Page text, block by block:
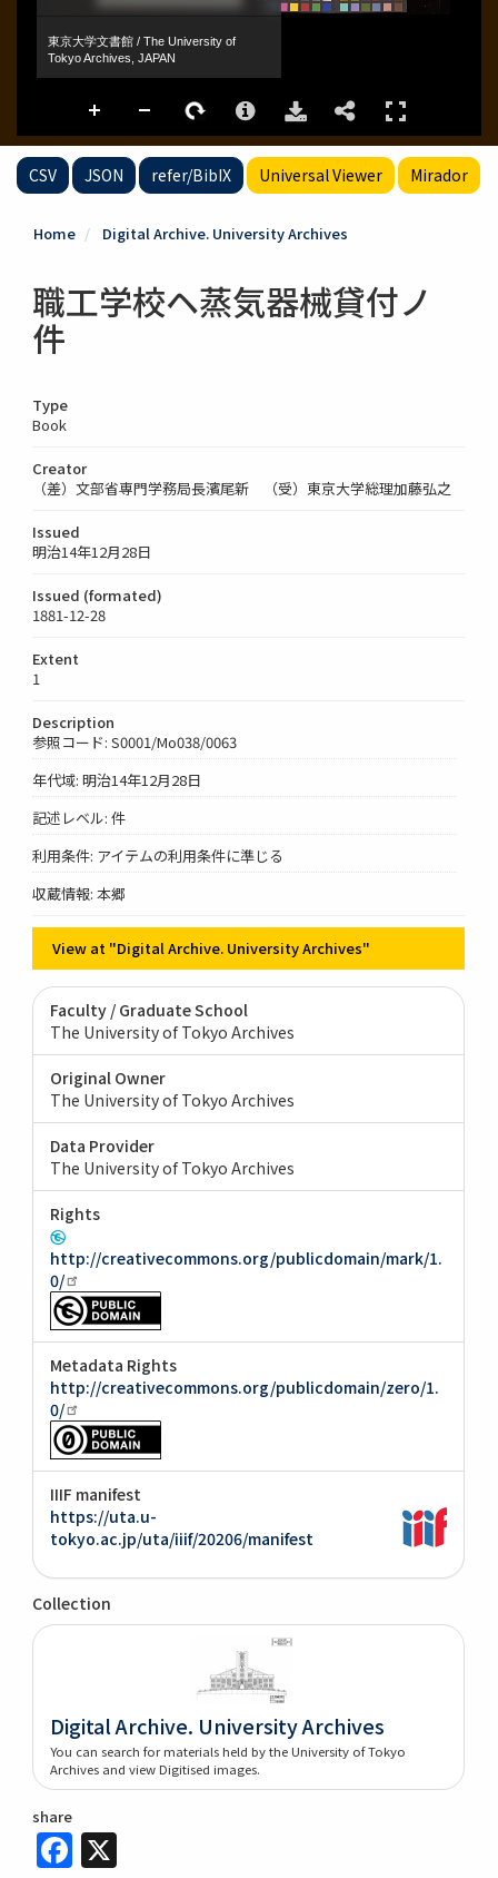
CSV JSON refer/BibIX Universal Viewer Mirador
Home Digital Archive. University Archives
職工学校ヘ蒸気器械貸付ノ
件
Type
Book
Creator
（差）文部省専門学務局長濱尾新 （受）東京大学総理加藤弘之
Issued
明治14年12月28日
Issued (formated)
1881-12-28
Extent
1
Description
参照コード: S0001/Mo038/0063
年代域: 明治14年12月28日
記述レベル: 件
利用条件: アイテムの利用条件に準じる
収蔵情報: 本郷
View at "Digital Archive. University Archives"
Faculty / Graduate School
The University of Tokyo Archives
Original Owner
The University of Tokyo Archives
Data Provider
The University of Tokyo Archives
Rights
http://creativecommons.org/publicdomain/mark/1.
0/
Metadata Rights
http://creativecommons.org/publicdomain/zero/1.
0/
IIIF manifest
https://uta.u-
tokyo.ac.jp/uta/iiif/20206/manifest
Collection
Digital Archive. University Archives
You can search for materials held by the University of Tokyo
Archives and view Digitised images.
share
Facebook